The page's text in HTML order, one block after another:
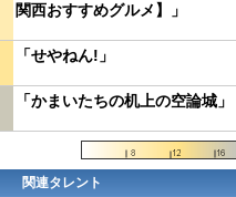
関西おすすめグルメ】」
「せやねん!」
「かまいたちの机上の空論城」
関連タレント